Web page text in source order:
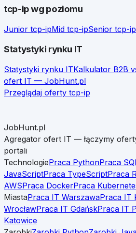
tcp-ipwg poziomu
Junior tcp-ipMid tcp-ipSenior tcp-ip
Statystyki rynku IT
Statystyki rynku ITKalkulator B2B
ofert IT — JobHunt.pl
Przeglądaj oferty tcp-ip
JobHunt.pl
Agregator ofert IT — łączymy
portali
TechnologiePraca PythonPraca
JavaScriptPraca TypeScriptPraca
AWSPraca DockerPraca
MiastaPraca IT WarszawaPraca IT
WrocławPraca IT GdańskPraca IT
Katowice